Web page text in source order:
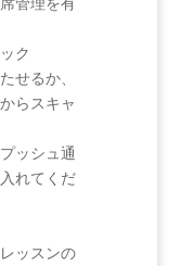
ク
せるか、
らスキャ
ッシュ通
れてくだ
ッスンの